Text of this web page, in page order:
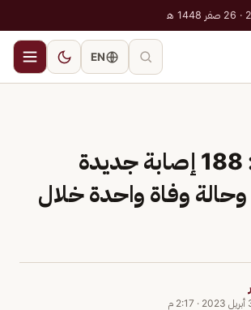
EN
«الصحة»: 188 إصابة جديدة
وحالة وفاة واحدة خلال
· 2:17 م